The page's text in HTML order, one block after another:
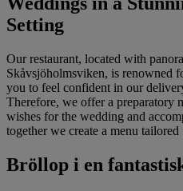
Setting
Our restaurant, located with
Skåvsjöholmsviken, is renowned
you to feel confident in our
Therefore, we offer a preparatory
wishes for the wedding and
together we create a menu
Bröllop i en